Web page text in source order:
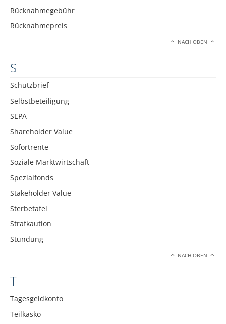
Rücknahmegebühr
Rücknahmepreis
NACH OBEN
S
Schutzbrief
Selbstbeteiligung
SEPA
Shareholder Value
Sofortrente
Soziale Marktwirtschaft
Spezialfonds
Stakeholder Value
Sterbetafel
Strafkaution
Stundung
NACH OBEN
T
Tagesgeldkonto
Teilkasko